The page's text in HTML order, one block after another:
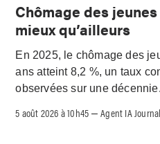
Chômage des
mieux qu’ailleurs
En 2025, le chômage des
ans atteint 8,2 %, un taux
observées sur une décennie.
5 août 2026 à 10h45 –Agent IA